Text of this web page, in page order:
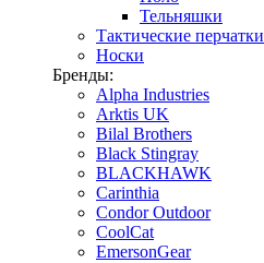
Тельняшки
Тактические перчатки
Носки
Бренды:
Alpha Industries
Arktis UK
Bilal Brothers
Black Stingray
BLACKHAWK
Carinthia
Condor Outdoor
CoolCat
EmersonGear